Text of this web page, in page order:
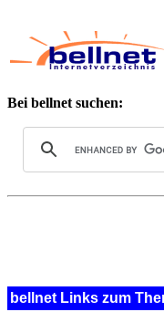
Bei bellnet suchen:
bellnet Links zum